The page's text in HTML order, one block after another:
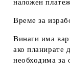
наложен
Време за
Винаги има
ако планирате
необходима за